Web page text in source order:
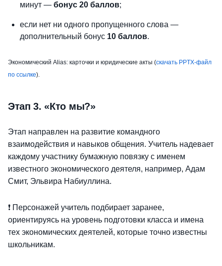
минут — бонус 20 баллов;
если нет ни одного пропущенного слова —
дополнительный бонус 10 баллов.
Экономический Alias: карточки и юридические акты (скачать PPTX-файл
по ссылке).
Этап 3. «Кто мы?»
Этап направлен на развитие командного
взаимодействия и навыков общения. Учитель надевает
каждому участнику бумажную повязку с именем
известного экономического деятеля, например, Адам
Смит, Эльвира Набиуллина.
❗ Персонажей учитель подбирает заранее,
ориентируясь на уровень подготовки класса и имена
тех экономических деятелей, которые точно известны
школьникам.